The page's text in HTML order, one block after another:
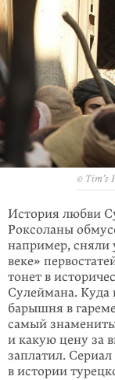
© Tim’s
История любви
Роксоланы
например, сняли
веке»
тонет в
Сулеймана. Куда
барышня в
самый
и какую цену за
заплатил.
в истории